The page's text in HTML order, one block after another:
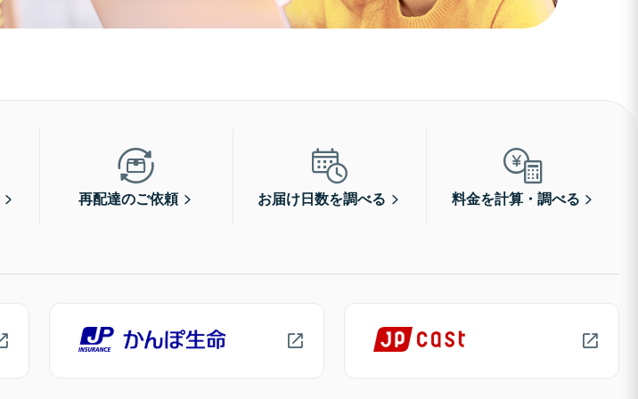
再配達のご依頼 お届け日数を調べる 料金を計算・調べる